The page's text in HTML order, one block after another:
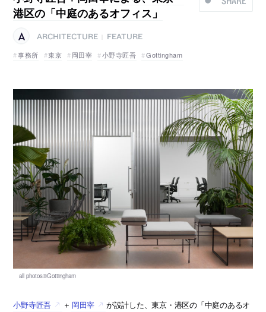
港区の「中庭のあるオフィス」
ARCHITECTURE
FEATURE
事務所
東京 岡田宰 小野寺匠吾 Gottingham
小野寺匠吾 ＋ 岡田宰
が設計した、東京・港区の「中庭のあるオ